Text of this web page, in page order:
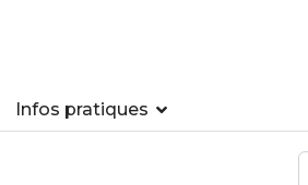
Infos pratiques